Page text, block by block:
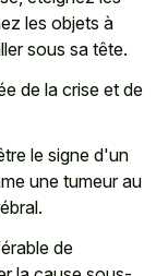
les objets à
sous sa tête.
de la crise et de
le signe d'un
une tumeur au
de